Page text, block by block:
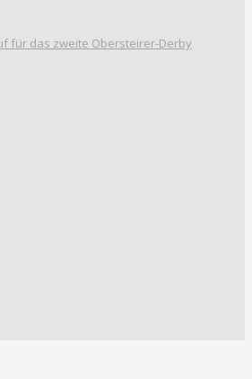
für das zweite Obersteirer-Derby